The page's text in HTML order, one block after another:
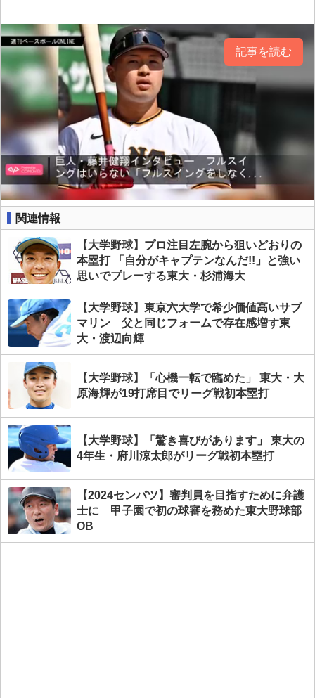
記事を読む
関連情報
【大学野球】プロ注目左腕から狙いどおりの
本塁打 「自分がキャプテンなんだ!!」と強い
思いでプレーする東大・杉浦海大
【大学野球】東京六大学で希少価値高いサブ
マリン 父と同じフォームで存在感増す東
大・渡辺向輝
【大学野球】「心機一転で臨めた」 東大・大
原海輝が19打席目でリーグ戦初本塁打
【大学野球】「驚き喜びがあります」 東大の
4年生・府川涼太郎がリーグ戦初本塁打
【2024センバツ】審判員を目指すために弁護
士に 甲子園で初の球審を務めた東大野球部
OB